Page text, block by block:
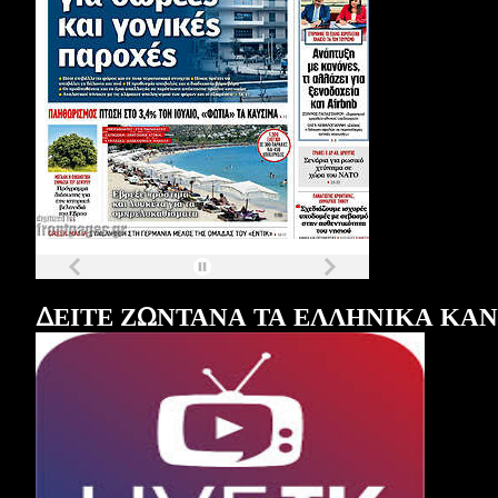
ΔΕΙΤΕ ΖΩΝΤΑΝΑ ΤΑ ΕΛΛΗΝΙΚΑ